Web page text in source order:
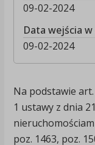
09-02-2024
Data wejścia w
09-02-2024
Na podstawie
1 ustawy z dnia
poz. 1463, poz.